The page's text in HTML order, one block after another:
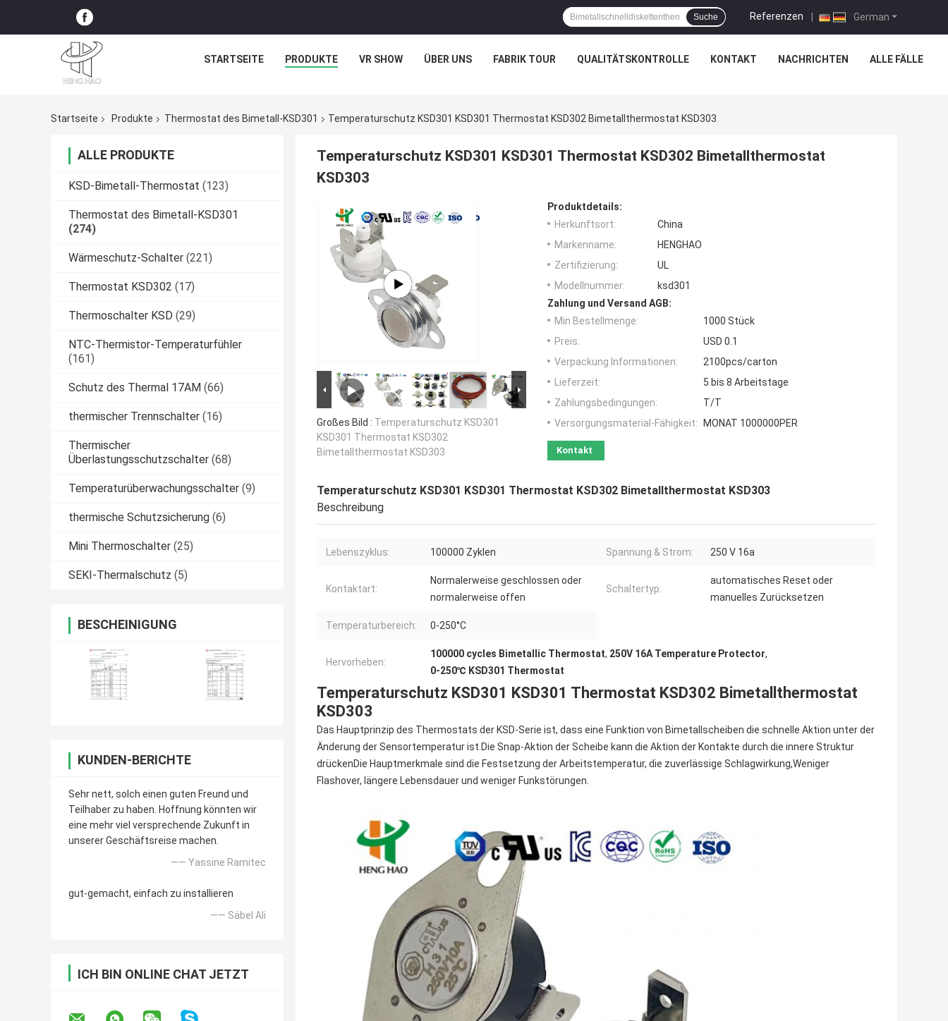
German
Referenzen |
Suche
STARTSEITE PRODUKTE VR SHOW ÜBER UNS FABRIK TOUR QUALITÄTSKONTROLLE KONTAKT NACHRICHTEN ALLE FÄLLE
Startseite Produkte Thermostat des Bimetall-KSD301 Temperaturschutz KSD301 KSD301 Thermostat KSD302 Bimetallthermostat KSD303
ALLE PRODUKTE
KSD-Bimetall-Thermostat (123)
Thermostat des Bimetall-KSD301
(274)
Wärmeschutz-Schalter (221)
Thermostat KSD302 (17)
Thermoschalter KSD (29)
NTC-Thermistor-Temperaturfühler
(161)
Schutz des Thermal 17AM (66)
thermischer Trennschalter (16)
Thermischer
Überlastungsschutzschalter (68)
Temperaturüberwachungsschalter (9)
thermische Schutzsicherung (6)
Mini Thermoschalter (25)
SEKI-Thermalschutz (5)
BESCHEINIGUNG
KUNDEN-BERICHTE
Sehr nett, solch einen guten Freund und
Teilhaber zu haben. Hoffnung könnten wir
eine mehr viel versprechende Zukunft in
unserer Geschäftsreise machen.
—— Yassine Ramitec
gut-gemacht, einfach zu installieren
—— Säbel Ali
ICH BIN ONLINE CHAT JETZT
Temperaturschutz KSD301 KSD301 Thermostat KSD302 Bimetallthermostat
KSD303
Großes Bild : Temperaturschutz KSD301
KSD301 Thermostat KSD302
Bimetallthermostat KSD303
Produktdetails:
Herkunftsort:
China
Markenname:
HENGHAO
Zertifizierung:
UL
Modellnummer:
ksd301
Zahlung und Versand AGB:
Min Bestellmenge:
1000 Stück
Preis:
USD 0.1
Verpackung Informationen:
2100pcs/carton
Lieferzeit:
5 bis 8 Arbeitstage
Zahlungsbedingungen:
T/T
Versorgungsmaterial-Fähigkeit:
MONAT 1000000PER
Kontakt
Temperaturschutz KSD301 KSD301 Thermostat KSD302 Bimetallthermostat KSD303
Beschreibung
Lebenszyklus: 100000 Zyklen Spannung & Strom: 250 V 16a
Kontaktart:
Normalerweise geschlossen oder
normalerweise offen
Schaltertyp:
automatisches Reset oder
manuelles Zurücksetzen
Temperaturbereich: 0-250°C
Hervorheben:
100000 cycles Bimetallic Thermostat, 250V 16A Temperature Protector,
0-250℃ KSD301 Thermostat
Temperaturschutz KSD301 KSD301 Thermostat KSD302 Bimetallthermostat
KSD303
Das Hauptprinzip des Thermostats der KSD-Serie ist, dass eine Funktion von Bimetallscheiben die schnelle Aktion unter der
Änderung der Sensortemperatur ist.Die Snap-Aktion der Scheibe kann die Aktion der Kontakte durch die innere Struktur
drückenDie Hauptmerkmale sind die Festsetzung der Arbeitstemperatur, die zuverlässige Schlagwirkung,Weniger
Flashover, längere Lebensdauer und weniger Funkstörungen.